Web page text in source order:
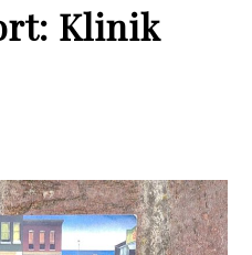
Klinik